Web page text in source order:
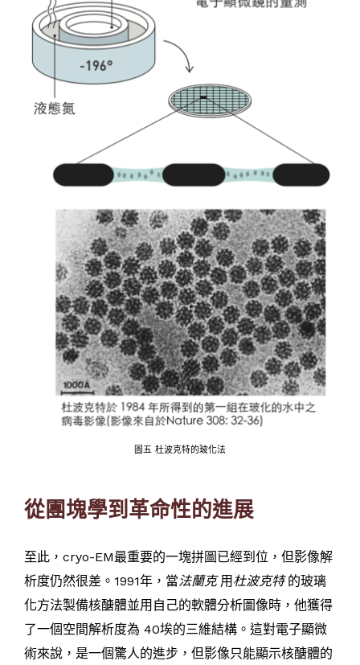
圖五 杜波克特的玻化法
從團塊學到革命性的進展
至此，cryo-EM最重要的一塊拼圖已經到位，但影像解
析度仍然很差。1991年，當法蘭克 用 杜波克特 的玻璃
化方法製備核醣體並用自己的軟體分析圖像時，他獲得
了一個空間解析度為 40埃的三維結構。這對電子顯微
術來說，是一個驚人的進步，但影像只能顯示核醣體的